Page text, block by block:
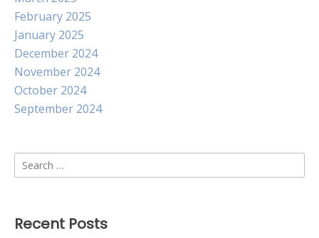
February 2025
January 2025
December 2024
November 2024
October 2024
September 2024
Search
for:
Recent Posts